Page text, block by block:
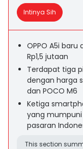
Intinya Sih
OPPO A5i
Rp1,5 jutaan
Terdapat tiga
dengan harga
dan POCO M6
Ketiga
yang
pasaran
This section